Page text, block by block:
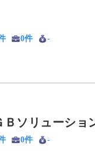
0件 -
Ｂソリューショ
0件 -